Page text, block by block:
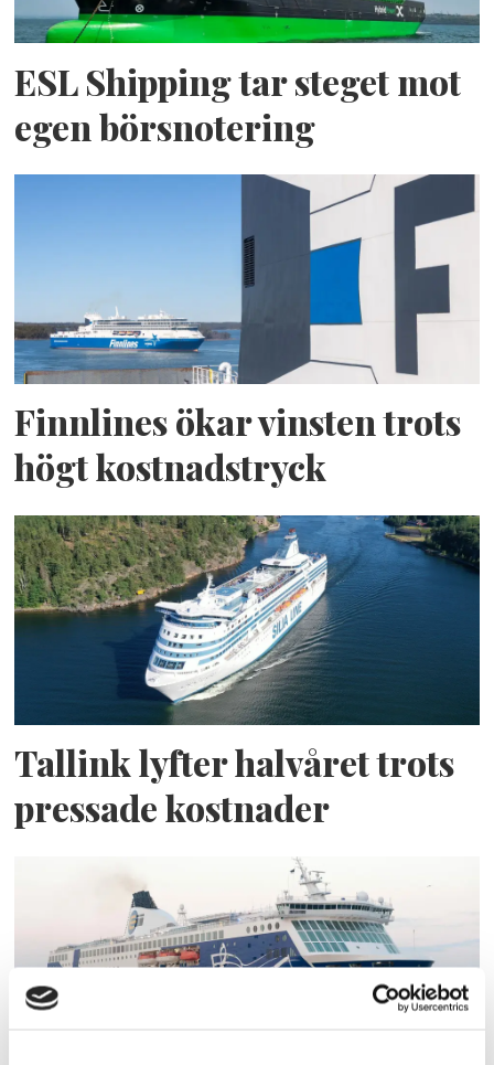
ESL Shipping tar steget mot
egen börsnotering
Finnlines ökar vinsten trots
högt kostnadstryck
Tallink lyfter halvåret trots
pressade kostnader